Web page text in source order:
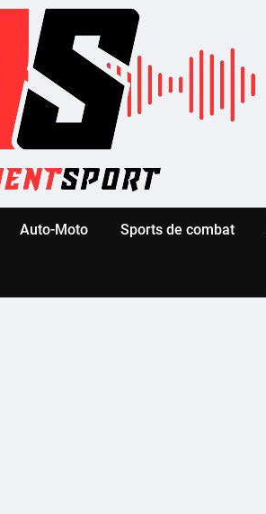
Auto-Moto Sports de combat